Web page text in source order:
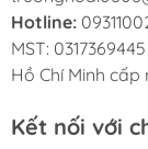
Hotline:
MST:
Hồ Chí Minh
Kết nối với